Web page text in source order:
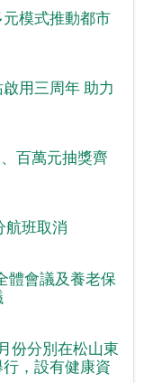
模式推動都市
用三周年 助力
百萬元抽獎齊
航班取消
體會議及養老保
份分別在松山東
，設有健康資